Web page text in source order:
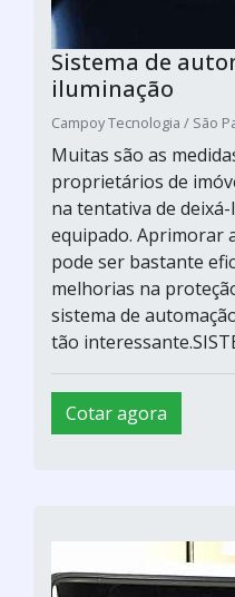
Sistema de
iluminação
Campoy Tecnologia / São
Muitas são as
proprietários de
na tentativa de
equipado. Aprimorar
pode ser bastante
melhorias na
sistema de
tão
Cotar agora